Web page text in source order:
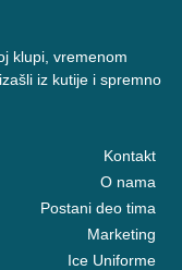
klupi, vremenom
iz kutije i spremno
Kontakt
O nama
Postani deo tima
Marketing
Ice Uniforme